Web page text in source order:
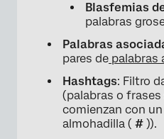
Blasfemias
palabras
Palabras
pares de palabras
Hashtags: Filtro
(palabras o
comienzan con
almohadilla ( # )).